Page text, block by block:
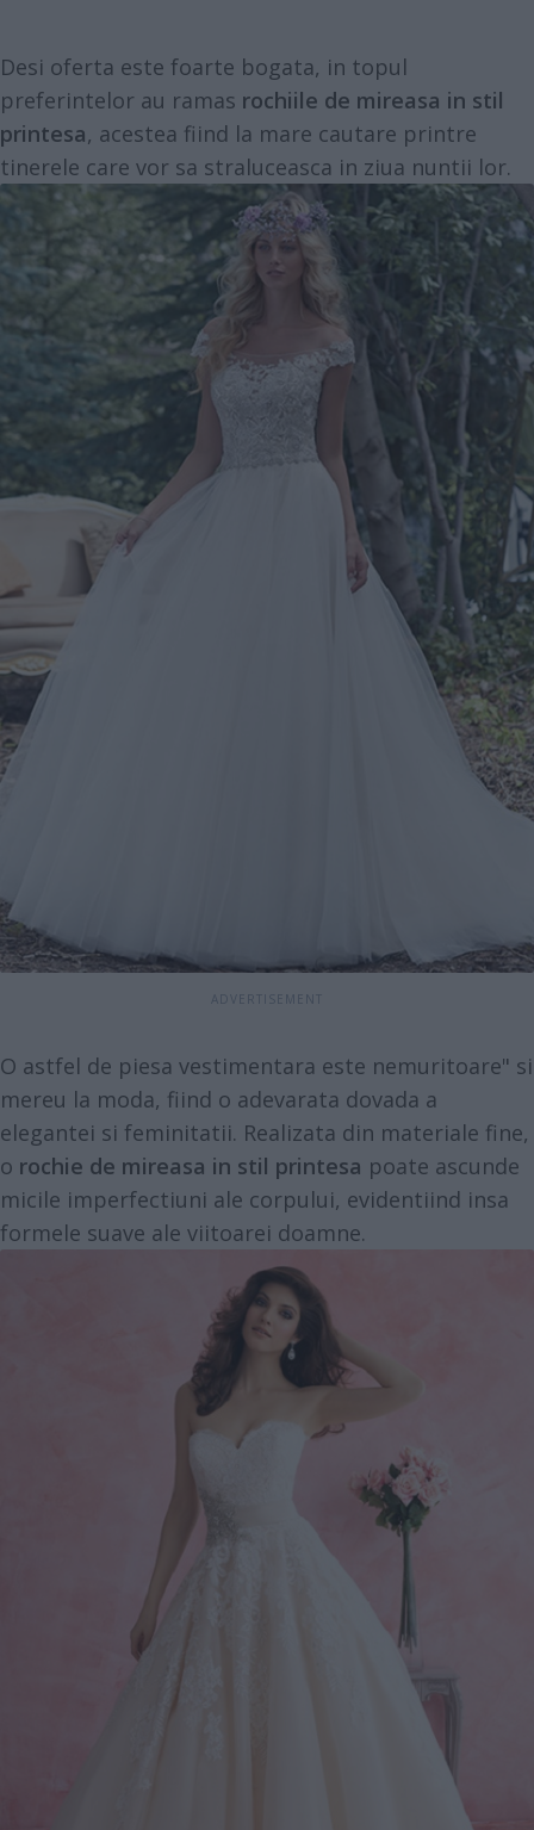
Desi oferta este foarte bogata, in topul
preferintelor au ramas rochiile de mireasa in stil
printesa, acestea fiind la mare cautare printre
tinerele care vor sa straluceasca in ziua nuntii lor.
O astfel de piesa vestimentara este nemuritoare" si
mereu la moda, fiind o adevarata dovada a
elegantei si feminitatii. Realizata din materiale fine,
o rochie de mireasa in stil printesa poate ascunde
micile imperfectiuni ale corpului, evidentiind insa
formele suave ale viitoarei doamne.